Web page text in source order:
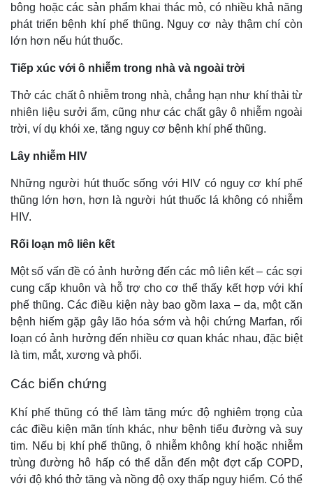
bông hoặc các sản phẩm khai thác mỏ, có nhiều khả năng
phát triển bệnh khí phế thũng. Nguy cơ này thậm chí còn
lớn hơn nếu hút thuốc.
Tiếp xúc với ô nhiễm trong nhà và ngoài trời
Thở các chất ô nhiễm trong nhà, chẳng hạn như khí thải từ
nhiên liệu sưởi ấm, cũng như các chất gây ô nhiễm ngoài
trời, ví dụ khói xe, tăng nguy cơ bệnh khí phế thũng.
Lây nhiễm HIV
Những người hút thuốc sống với HIV có nguy cơ khí phế
thũng lớn hơn, hơn là người hút thuốc lá không có nhiễm
HIV.
Rối loạn mô liên kết
Một số vấn đề có ảnh hưởng đến các mô liên kết – các sợi
cung cấp khuôn và hỗ trợ cho cơ thể thấy kết hợp với khí
phế thũng. Các điều kiện này bao gồm laxa – da, một căn
bệnh hiếm gặp gây lão hóa sớm và hội chứng Marfan, rối
loạn có ảnh hưởng đến nhiều cơ quan khác nhau, đặc biệt
là tim, mắt, xương và phổi.
Các biến chứng
Khí phế thũng có thể làm tăng mức độ nghiêm trọng của
các điều kiện mãn tính khác, như bệnh tiểu đường và suy
tim. Nếu bị khí phế thũng, ô nhiễm không khí hoặc nhiễm
trùng đường hô hấp có thể dẫn đến một đợt cấp COPD,
với độ khó thở tăng và nồng độ oxy thấp nguy hiểm. Có thể